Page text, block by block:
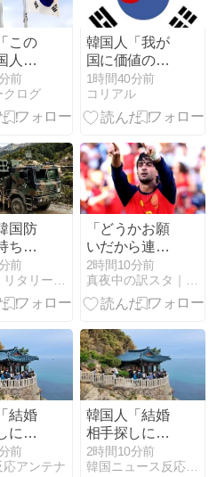
この
人が
くし
由が
」
くち
い…
」＝
応
前
クログ
韓国人「我が
国に価値のあ
る歴史遺産や
伝統が残って
ない本当の理
ら・・・」
1時間40分前
コリアル
国防
ち出
に
距離
を検
前
軍事・ミリタリー速報
「どうかお願
いだから連れ
てって」！バ
ルサFWフェ
ラン・トーレ
合意に現地サ
ポから歓迎の
声が殺到！
【海外の反
応】
2時間10分前
真夜中の訳スタ｜MLB・欧州サッカー 海外の反応翻訳ブログ
結婚
に寺
系婚
トの
前
応アンテナ
韓国人「結婚
相手探しに寺
へ？仏教系婚
活イベントの
2時間10分前
韓国ニュース反応まとめ